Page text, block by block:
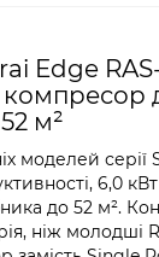
Edge RAS-
м²
моделей серії
6,0
до 52 м².
ніж молодші